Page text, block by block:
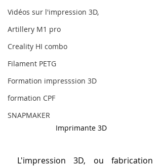
Vidéos sur l'impression 3D,
Artillery M1 pro
Creality HI combo
Filament PETG
Formation impresssion 3D
formation CPF
SNAPMAKER
Imprimante 3D